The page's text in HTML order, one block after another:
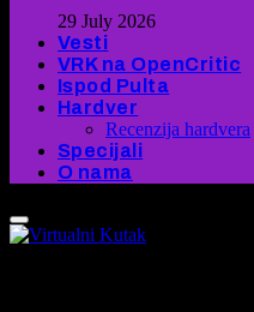
29 July 2026
Vesti
VRK na OpenCritic
Ispod Pulta
Hardver
Recenzija hardvera
Specijali
O nama